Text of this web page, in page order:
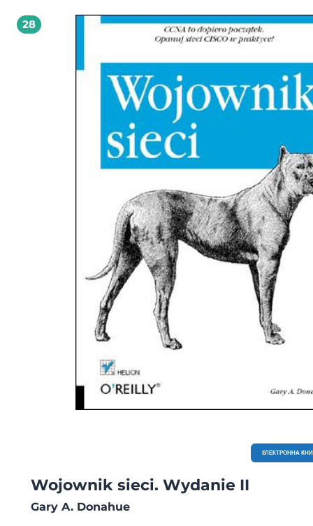
nigdy nie zabraknie pracy! Dwie pierwsze części cyklu "W drodze do CCNA" dawały
przyszłym profesjonalistom w zakresie sieci komputerowych świetne
teoretyczne, natomiast część trzecia zapewni świetne przygotowanie
Twoim celem będzie rozwiązanie jak największej ilości zamieszczonych tu
Przyjrzysz się skomplikowanym problemom, zdarzającym się w realnie
sieciach, i postarasz się zaproponować sensowne rozwiązania, a potem
z podanymi odpowiedziami. Książka podzielona jest na cztery części,
czterem najważniejszym obszarom tematycznym. Wprowadzenie do sieci
komputerowych, symulatory i emulatory sieci Komunikacja w sieciach LAN i
adresowanie w sieciach komputerowych Podstawowa konfiguracja urządzeń
Działanie routera i routing statyczny Routing dynamiczny i tworzenie podsieci
Dynamiczne protokoły routingu - RIPv1, RIPv2, EIGRP, OSPF Podstawy
routing pomiędzy sieciami VLAN Protokoły VTP i STP Sieci WAN, Frame Relayi i
Serwer DHCP i technologia NAT Bądź pewniakiem - zdobądź bez trudu certyfikat
28
EЛЕКТРОННА
Wojownik sieci. Wydanie II
Gary A. Donahue